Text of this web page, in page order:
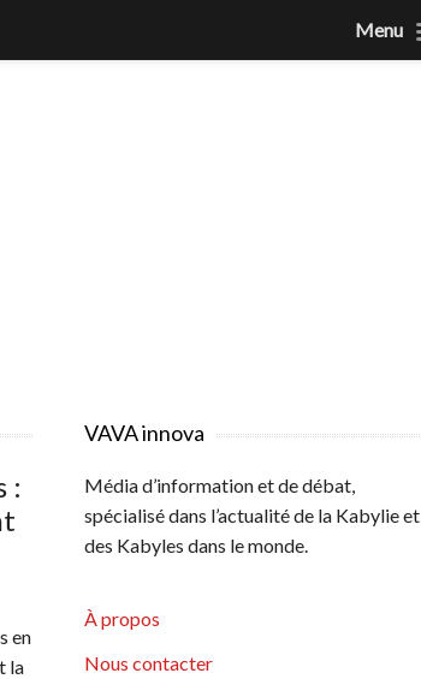
:
en
la
VAVA innova
Média d’information et de débat,
spécialisé dans l’actualité de la Kabylie et
des Kabyles dans le monde.
À propos
Nous contacter
Menu